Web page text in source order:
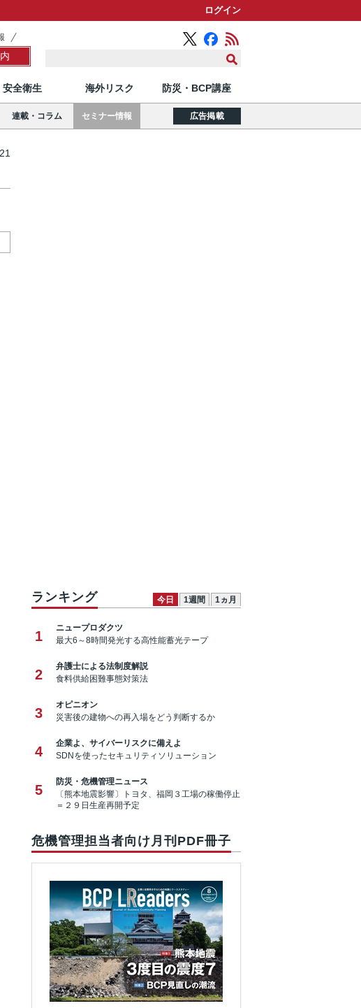
ログイン
安全衛生 海外リスク 防災・BCP講座
連載・コラム セミナー情報 広告掲載
ランキング 今日 1週間 1ヵ月
1
ニュープロダクツ
最大6～8時間発光する高性能蓄光テープ
2
弁護士による法制度解説
食料供給困難事態対策法
3
オピニオン
災害後の建物への再入場をどう判断するか
4
企業よ、サイバーリスクに備えよ
SDNを使ったセキュリティソリューション
5
防災・危機管理ニュース
〔熊本地震影響〕トヨタ、福岡３工場の稼働停止
＝２９日生産再開予定
危機管理担当者向け月刊PDF冊子